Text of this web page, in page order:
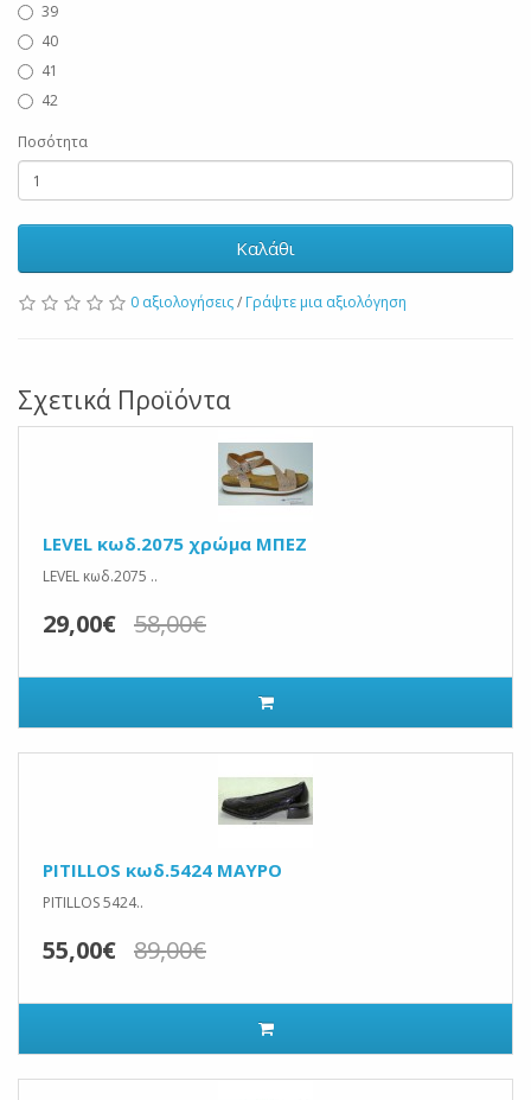
39
40
41
42
Ποσότητα
Καλάθι
0 αξιολογήσεις/ Γράψτε μια αξιολόγηση
Σχετικά Προϊόντα
LEVEL κωδ.2075 χρώμα ΜΠΕΖ
LEVEL κωδ.2075 ..
29,00€ 58,00€
PITILLOS κωδ.5424 ΜΑΥΡΟ
PITILLOS 5424..
55,00€ 89,00€